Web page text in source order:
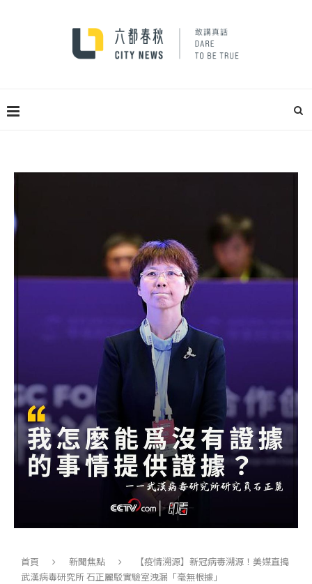
首頁 新聞焦點
【疫情溯源】新冠病毒溯源！美媒直搗
武漢病毒研究所 石正麗駁實驗室洩漏「毫無根據」